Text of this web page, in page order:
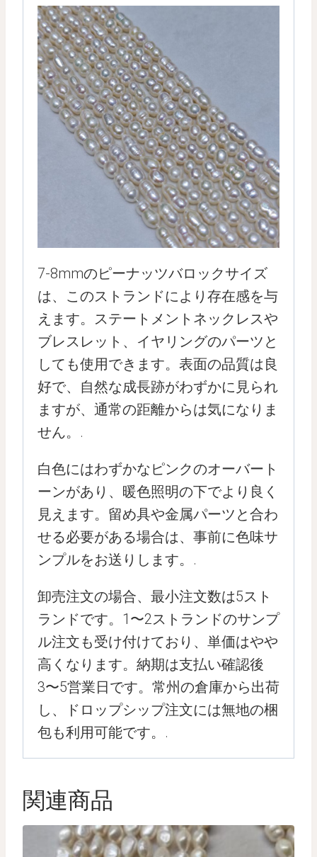
7-8mmのピーナッツバロックサイズ
は、このストランドにより存在感を与
えます。ステートメントネックレスや
ブレスレット、イヤリングのパーツと
しても使用できます。表面の品質は良
好で、自然な成長跡がわずかに見られ
ますが、通常の距離からは気になりま
せん。.
白色にはわずかなピンクのオーバート
ーンがあり、暖色照明の下でより良く
見えます。留め具や金属パーツと合わ
せる必要がある場合は、事前に色味サ
ンプルをお送りします。.
卸売注文の場合、最小注文数は5スト
ランドです。1〜2ストランドのサンプ
ル注文も受け付けており、単価はやや
高くなります。納期は支払い確認後
3〜5営業日です。常州の倉庫から出荷
し、ドロップシップ注文には無地の梱
包も利用可能です。.
関連商品